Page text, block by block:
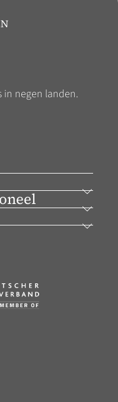
in negen landen.